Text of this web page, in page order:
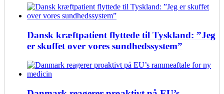
Dansk kræftpatient flyttede til Tyskland: ”Jeg
er skuffet over vores sundhedssystem”